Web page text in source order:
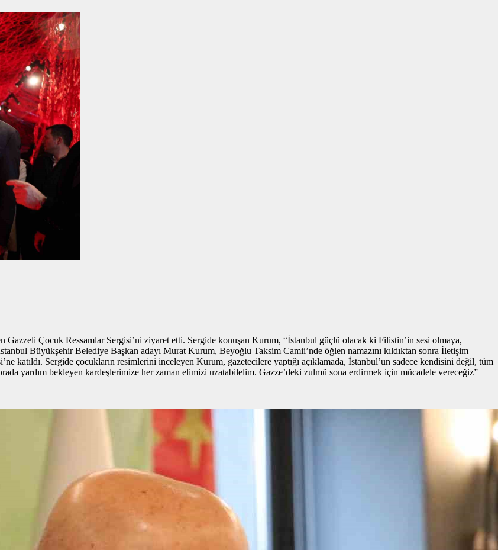
Çocuk Ressamlar Sergisi’ni ziyaret etti. Sergide konuşan Kurum, “İstanbul güçlü olacak ki Filistin’in sesi olmaya,
Büyükşehir Belediye Başkan adayı Murat Kurum, Beyoğlu Taksim Camii’nde öğlen namazını kıldıktan sonra İletişim
katıldı. Sergide çocukların resimlerini inceleyen Kurum, gazetecilere yaptığı açıklamada, İstanbul’un sadece kendisini değil, tüm
yardım bekleyen kardeşlerimize her zaman elimizi uzatabilelim. Gazze’deki zulmü sona erdirmek için mücadele vereceğiz”